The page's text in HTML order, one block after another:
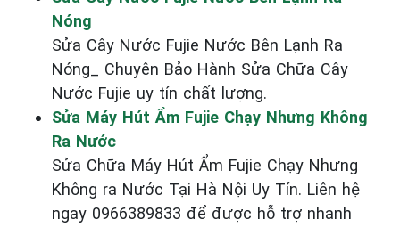
Nóng
Sửa Cây Nước Fujie Nước Bên Lạnh Ra
Nóng_ Chuyên Bảo Hành Sửa Chữa Cây
Nước Fujie uy tín chất lượng.
Sửa Máy Hút Ẩm Fujie Chạy Nhưng Không
Ra Nước
Sửa Chữa Máy Hút Ẩm Fujie Chạy Nhưng
Không ra Nước Tại Hà Nội Uy Tín. Liên hệ
ngay 0966389833 để được hỗ trợ nhanh